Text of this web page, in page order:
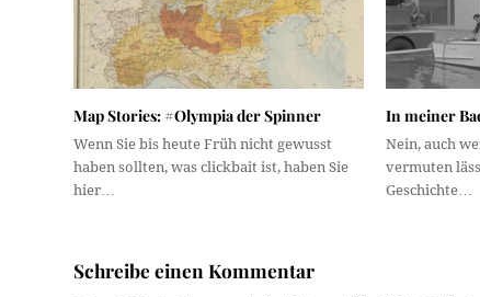
Map Stories: #Olympia der Spinner
Wenn Sie bis heute Früh nicht gewusst
haben sollten, was clickbait ist, haben Sie
hier…
In meiner
Nein, auch
vermuten
Geschichte…
Schreibe einen Kommentar